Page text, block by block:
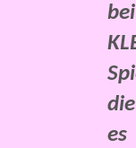
bei
die
es